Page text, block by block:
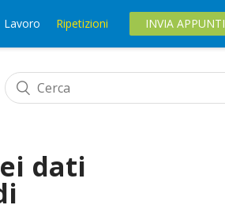
Lavoro Ripetizioni INVIA APPUNTI
dati